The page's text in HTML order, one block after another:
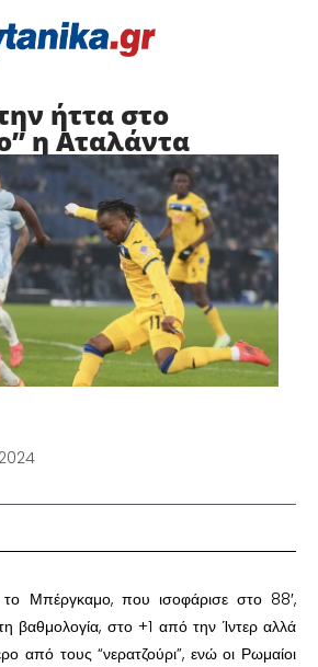
ήττα στο
η Αταλάντα
Μπέργκαμο, που ισοφάρισε στο 88′,
βαθμολογία, στο +1 από την Ίντερ αλλά
από τους “νερατζούρι”, ενώ οι Ρωμαίοι